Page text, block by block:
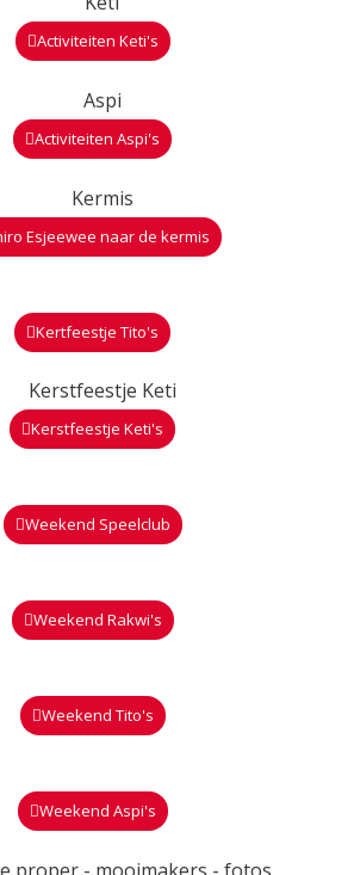
Activiteiten Keti's
Activiteiten Aspi's
Esjeewee naar de kermis
Kertfeestje Tito's
Kerstfeestje Keti's
Weekend Speelclub
Weekend Rakwi's
Weekend Tito's
Weekend Aspi's